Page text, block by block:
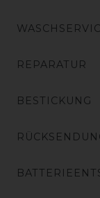
REPARATUR
BESTICKUNG